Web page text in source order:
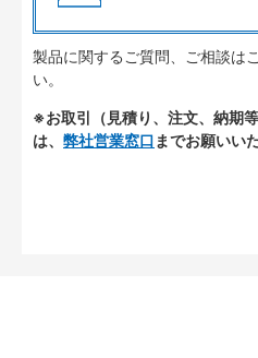
製品に関するご質問、ご相談は
い。
※お取引（見積り、注文、納期
は、 弊社営業窓口 までお願いい